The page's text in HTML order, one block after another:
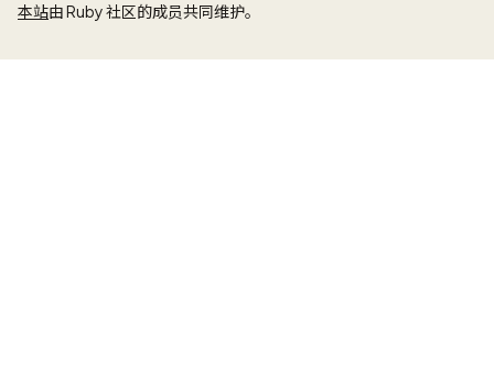
本站由 Ruby 社区的成员共同维护。